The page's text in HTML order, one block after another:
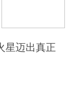
星迈出真正